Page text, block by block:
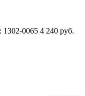
1302-0065 4 240 руб.